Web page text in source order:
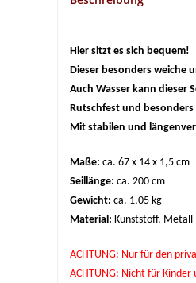
Hier sitzt es sich bequem!
Dieser besonders weiche
Auch Wasser kann dieser
Rutschfest und besonders
Mit stabilen und
Maße: ca. 67 x 14 x 1,5 cm
Seillänge: ca. 200 cm
Gewicht: ca. 1,05 kg
Material: Kunststoff, Metall
ACHTUNG: Nur für den
ACHTUNG: Nicht für